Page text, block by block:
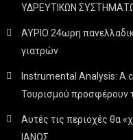
ΥΔΡΕΥΤΙΚΩΝ
ΑΥΡΙΟ 24ωρη
γιατρών
Instrumental Analysis: A
Τουρισμού προσφέρουν
Αυτές τις περιοχές θα
ΙΑΝΟΣ